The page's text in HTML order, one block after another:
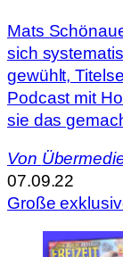
Mats
sich
gewühlt,
Podcast mit
sie das
Von
07.09.22
Große